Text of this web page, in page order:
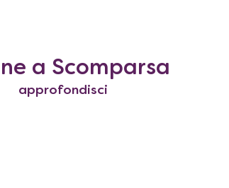
a Scomparsa
approfondisci